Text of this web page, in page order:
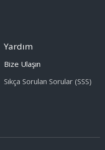
Yardım
Bize Ulaşın
Sıkça Sorulan Sorular (SSS)